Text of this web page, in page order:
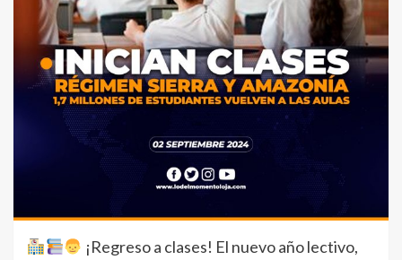
¡Regreso a clases! El nuevo año lectivo,